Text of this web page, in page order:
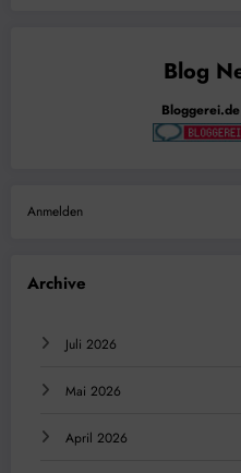
Bloggerei.de
Anmelden
Archive
Juli 2026
Mai 2026
April 2026